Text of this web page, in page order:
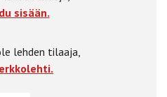
sisään.
lehden tilaaja,